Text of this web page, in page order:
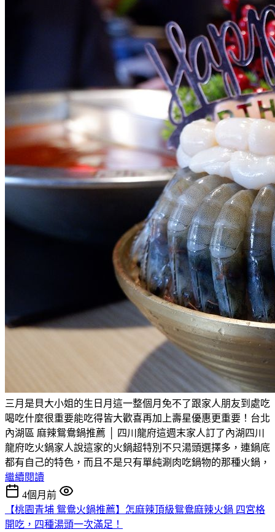
三月是貝大小姐的生日月這一整個月免不了跟家人朋友到處吃
喝吃什麼很重要能吃得皆大歡喜再加上壽星優惠更重要！台北
內湖區 麻辣鴛鴦鍋推薦 │ 四川龍府這週末家人訂了內湖四川
龍府吃火鍋家人說這家的火鍋超特別不只湯頭選擇多，連鍋底
都有自己的特色，而且不是只有單純涮肉吃鍋物的那種火鍋，
繼續閱讀
4個月前
【桃園青埔 鴛鴦火鍋推薦】怎麻辣頂級鴛鴦麻辣火鍋 四宮格
開吃，四種湯頭一次滿足！